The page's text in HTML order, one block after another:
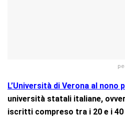
L’Università di Verona al nono
università statali italiane,
iscritti compreso tra i 20 e i